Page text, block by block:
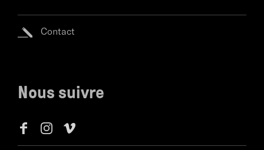
Contact
Nous suivre